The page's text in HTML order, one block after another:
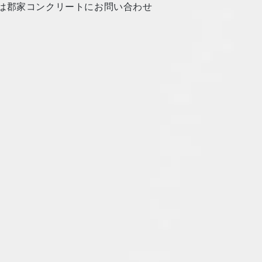
郡家コンクリートにお問い合わせ